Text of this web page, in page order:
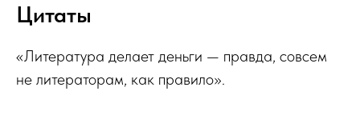
Цитаты
«Литература делает деньги — правда, совсем
не литераторам, как правило».